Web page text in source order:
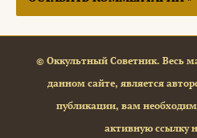
© Оккультный Советник. Весь
данном сайте, является
публикации, вам
активную ссылку